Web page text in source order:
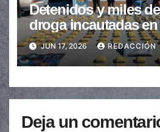
Detenidos y miles
droga incautadas
provincia
JUN 17, 2026 REDACCIÓN
Deja un